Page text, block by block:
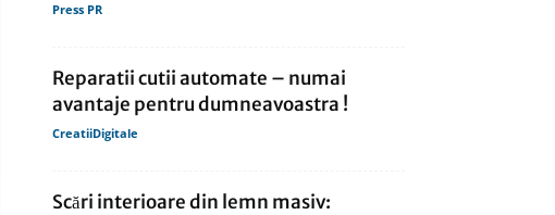
Press PR
Reparatii cutii automate – numai
avantaje pentru dumneavoastra !
CreatiiDigitale
Scări interioare din lemn masiv: